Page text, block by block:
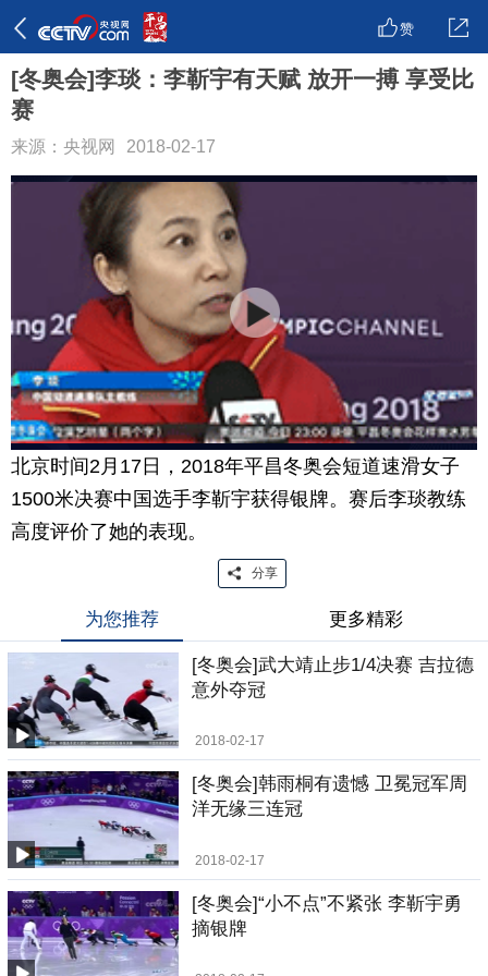
赞
[冬奥会]李琰：李靳宇有天赋 放开一搏 享受比
赛
来源：央视网 2018-02-17
北京时间2月17日，2018年平昌冬奥会短道速滑女子
1500米决赛中国选手李靳宇获得银牌。赛后李琰教练
高度评价了她的表现。
分享
为您推荐 更多精彩
[冬奥会]武大靖止步1/4决赛 吉拉德
意外夺冠
2018-02-17
[冬奥会]韩雨桐有遗憾 卫冕冠军周
洋无缘三连冠
2018-02-17
[冬奥会]“小不点”不紧张 李靳宇勇
摘银牌